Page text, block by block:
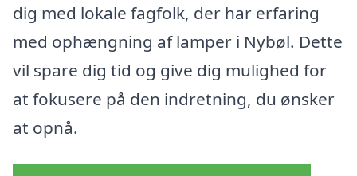
dig med lokale fagfolk, der har erfaring
med ophængning af lamper i Nybøl. Dette
vil spare dig tid og give dig mulighed for
at fokusere på den indretning, du ønsker
at opnå.